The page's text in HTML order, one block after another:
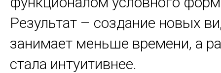
Результат – создание новых
занимает меньше времени, а
стала интуитивнее.